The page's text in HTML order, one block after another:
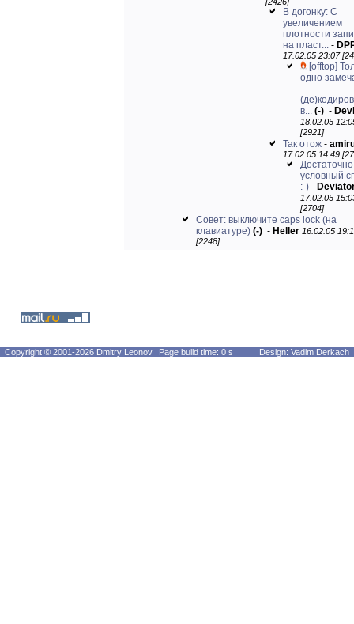
В догонку: С
увеличением
плотности
на пласт... -
17.02.05 23:07
[offtop]
одно
-
в... (-) -
18.02.05
[2921]
Так отож -
17.02.05 14:49
Достаточно
условный
:-) -
17.02.05
[2704]
Совет: выключите caps lock (на
клавиатуре) (-) - Heller 16.02.05
[2248]
Copyright © 2001-2026 Dmitry Leonov Page build time: 0 s Design: Vadim Derkach